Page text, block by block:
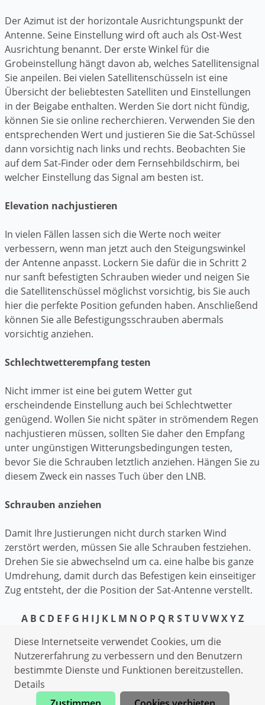
Der Azimut ist der horizontale Ausrichtungspunkt der
Antenne. Seine Einstellung wird oft auch als Ost-West
Ausrichtung benannt. Der erste Winkel für die
Grobeinstellung hängt davon ab, welches Satellitensignal
Sie anpeilen. Bei vielen Satellitenschüsseln ist eine
Übersicht der beliebtesten Satelliten und Einstellungen
in der Beigabe enthalten. Werden Sie dort nicht fündig,
können Sie sie online recherchieren. Verwenden Sie den
entsprechenden Wert und justieren Sie die Sat-Schüssel
dann vorsichtig nach links und rechts. Beobachten Sie
auf dem Sat-Finder oder dem Fernsehbildschirm, bei
welcher Einstellung das Signal am besten ist.
Elevation nachjustieren
In vielen Fällen lassen sich die Werte noch weiter
verbessern, wenn man jetzt auch den Steigungswinkel
der Antenne anpasst. Lockern Sie dafür die in Schritt 2
nur sanft befestigten Schrauben wieder und neigen Sie
die Satellitenschüssel möglichst vorsichtig, bis Sie auch
hier die perfekte Position gefunden haben. Anschließend
können Sie alle Befestigungsschrauben abermals
vorsichtig anziehen.
Schlechtwetterempfang testen
Nicht immer ist eine bei gutem Wetter gut
erscheindende Einstellung auch bei Schlechtwetter
genügend. Wollen Sie nicht später in strömendem Regen
nachjustieren müssen, sollten Sie daher den Empfang
unter ungünstigen Witterungsbedingungen testen,
bevor Sie die Schrauben letztlich anziehen. Hängen Sie zu
diesem Zweck ein nasses Tuch über den LNB.
Schrauben anziehen
Damit Ihre Justierungen nicht durch starken Wind
zerstört werden, müssen Sie alle Schrauben festziehen.
Drehen Sie sie abwechselnd um ca. eine halbe bis ganze
Umdrehung, damit durch das Befestigen kein einseitiger
Zug entsteht, der die Position der Sat-Antenne verstellt.
A B C D E F G H I J K L M N O P Q RST U VWXYZ
Datenschutzerklärung
Impressum
Schlüsseldienst Otzing
Heizungsnotdienst Otzing
Diese Internetseite verwendet Cookies, um die
Nutzererfahrung zu verbessern und den Benutzern
bestimmte Dienste und Funktionen bereitzustellen.
Details